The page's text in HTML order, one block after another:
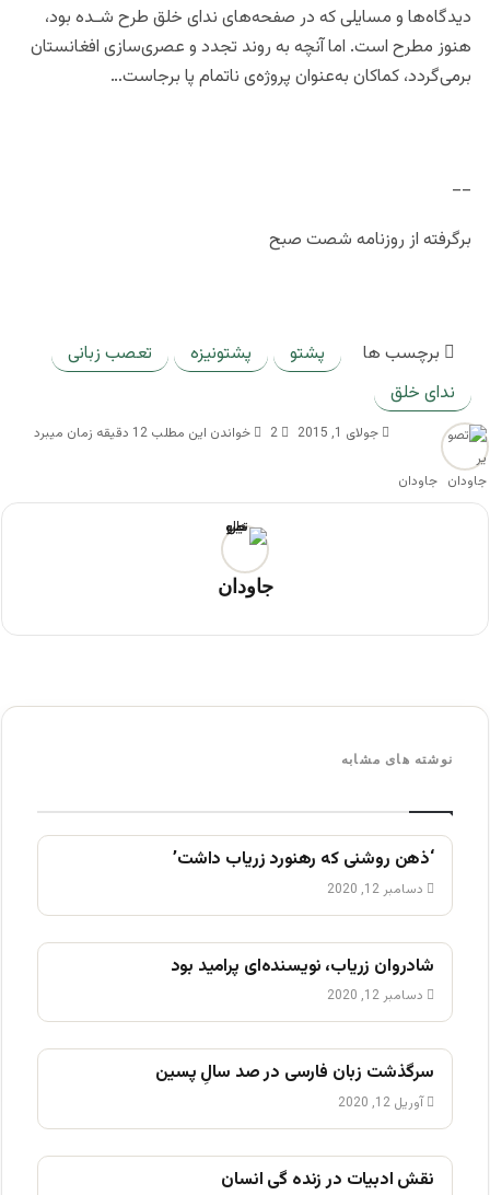
دیدگاه‌ها و مسایلی که در صفحه‌های ندای خلق طرح شـده بود،
هنوز مطرح است. اما آنچه به روند تجدد و عصری‌سازی افغانستان
برمی‌گردد، کماکان به‌عنوان پروژه‌ی ناتمام پا برجاست…
__
برگرفته از روزنامه شصت صبح
برچسب ها پشتو پشتونیزه
تعصب زبانی
ندای خلق
جاودان
جولای 1, 2015 2 خواندن این مطلب 12 دقیقه زمان میبرد
جاودان
نوشته های مشابه
‘ذهن روشنی که رهنورد زریاب داشت’
دسامبر 12, 2020
شادروان زریاب، نویسنده‌ای پرامید بود
دسامبر 12, 2020
سرگذشت زبان فارسی در صد سالِ پسین
آوریل 12, 2020
نقش ادبیات در زنده گی انسان